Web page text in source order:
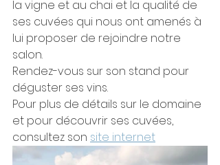
la vigne et au chai et la qualité de
ses cuvées qui nous ont amenés à
lui proposer de rejoindre notre
salon.
Rendez-vous sur son stand pour
déguster ses vins.
Pour plus de détails sur le domaine
et pour découvrir ses cuvées,
consultez son site internet